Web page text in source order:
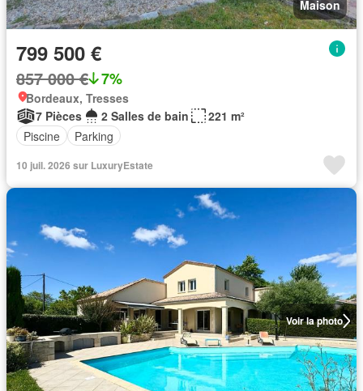
Maison
799 500 €
857 000 € 7%
Bordeaux, Tresses
7 Pièces
2 Salles de bain
221 m²
Piscine
Parking
10 juil. 2026 sur LuxuryEstate
Voir la photo